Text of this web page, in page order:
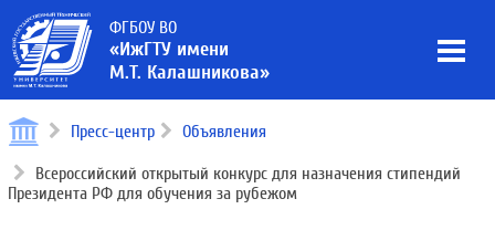
ФГБОУ ВО
«ИжГТУ имени
М.Т. Калашникова»
Пресс-центр Объявления
Всероссийский открытый конкурс для назначения стипендий
Президента РФ для обучения за рубежом